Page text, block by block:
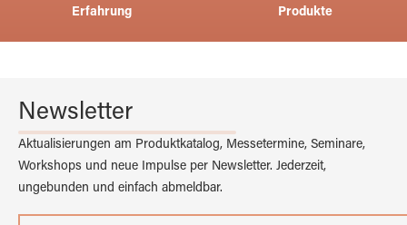
Erfahrung
Produkte
Newsletter
Aktualisierungen am Produktkatalog, Messetermine, Seminare,
Workshops und neue Impulse per Newsletter. Jederzeit,
ungebunden und einfach abmeldbar.